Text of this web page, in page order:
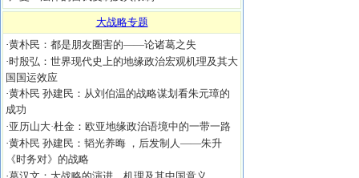
大战略专题
·黄朴民：都是朋友圈害的——论诸葛之失
·时殷弘：世界现代史上的地缘政治宏观机理及其大
国国运效应
·黄朴民 孙建民：从刘伯温的战略谋划看朱元璋的
成功
·亚历山大·杜金：欧亚地缘政治语境中的一带一路
·黄朴民 孙建民：韬光养晦 ，后发制人——朱升
《时务对》的战略